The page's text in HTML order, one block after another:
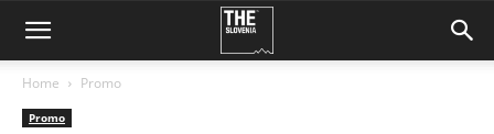
Home Promo
Promo